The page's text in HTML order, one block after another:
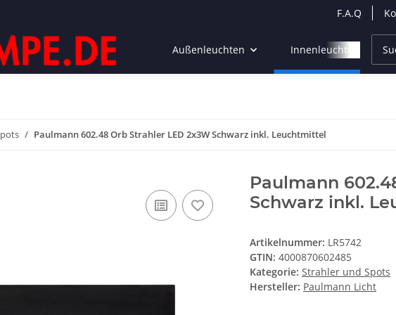
F.A.Q
Außenleuchten Innenleuchten
Paulmann 602.48 Orb Strahler LED 2x3W Schwarz inkl. Leuchtmittel
Paulmann
Schwarz inkl.
Artikelnummer: LR5742
GTIN: 4000870602485
Kategorie: Strahler und Spots
Hersteller: Paulmann Licht